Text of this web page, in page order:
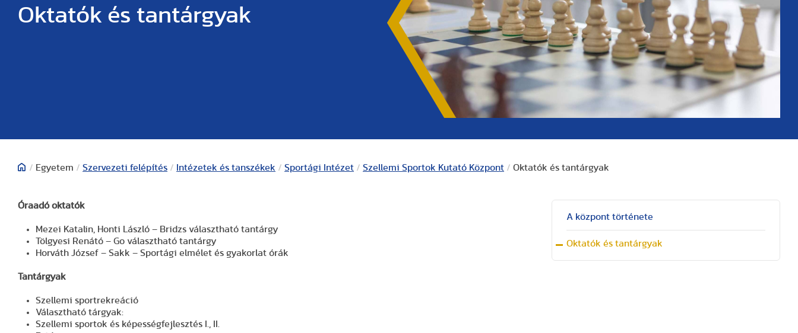
Oktatók és tantárgyak
/ Egyetem / Szervezeti felépítés / Intézetek és tanszékek / Sportági Intézet / Szellemi Sportok Kutató Központ / Oktatók és tantárgyak
Óraadó oktatók
Mezei Katalin, Honti László – Bridzs választható tantárgy
Tölgyesi Renátó – Go választható tantárgy
Horváth József – Sakk – Sportági elmélet és gyakorlat órák
Tantárgyak
Szellemi sportrekreáció
Választható tárgyak:
Szellemi sportok és képességfejlesztés I., II.
A központ története
Oktatók és tantárgyak